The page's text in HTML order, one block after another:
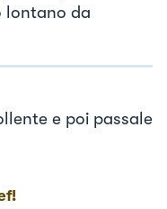
lontano da
e poi passale